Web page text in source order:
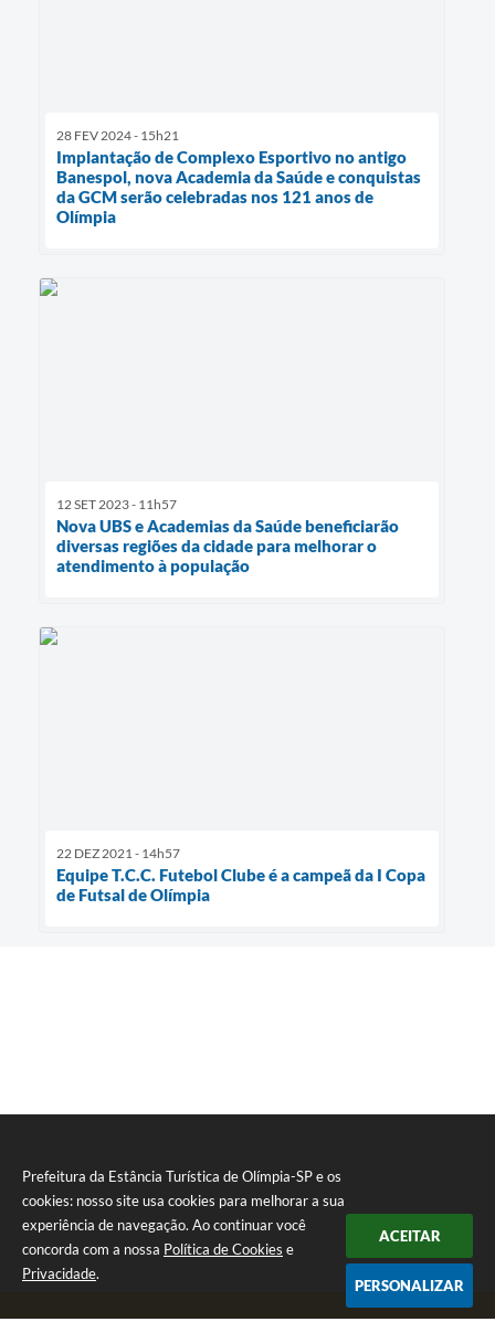
Prefeitura da Estância Turística de Olímpia-SP e os
cookies: nosso site usa cookies para melhorar a sua
experiência de navegação. Ao continuar você
concorda com a nossa Política de Cookies e
Privacidade.
ACEITAR
PERSONALIZAR
28 FEV 2024 - 15h21
Implantação de Complexo Esportivo no antigo
Banespol, nova Academia da Saúde e conquistas
da GCM serão celebradas nos 121 anos de
Olímpia
12 SET 2023 - 11h57
Nova UBS e Academias da Saúde beneficiarão
diversas regiões da cidade para melhorar o
atendimento à população
22 DEZ 2021 - 14h57
Equipe T.C.C. Futebol Clube é a campeã da I Copa
de Futsal de Olímpia